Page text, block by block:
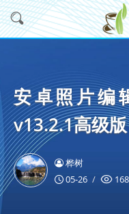
安卓照片编
v13.2.1高级版
桦树
05-26